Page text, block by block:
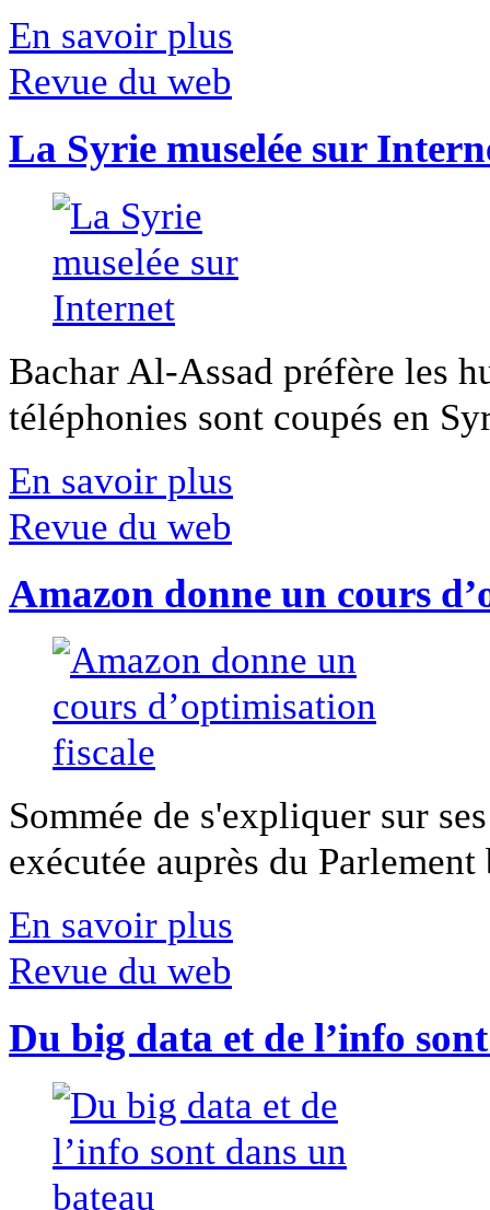
En savoir plus
Revue du web
La Syrie muselée sur
Bachar Al-Assad préfère les
téléphonies sont coupés en
En savoir plus
Revue du web
Amazon donne un cours
Sommée de s'expliquer sur
exécutée auprès du
En savoir plus
Revue du web
Du big data et de l’info